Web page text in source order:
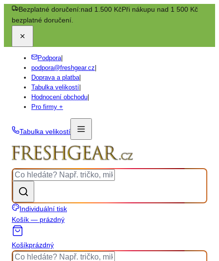
Bezplatné doručení:nad 1.500 KčPři nákupu nad 1 500 Kč
bezplatné doručení.
Podpora|
podpora@freshgear.cz
Doprava a platba|
Tabulka velikostí
Hodnocení obchodu
Pro firmy +
Tabulka velikostí
Individuální tisk
Košík — prázdný
Košíkprázdný